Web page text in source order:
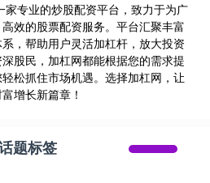
家专业的炒股配资平台，致力于为广
效的股票配资服务。平台汇聚丰富
，帮助用户灵活加杠杆，放大投资
股民，加杠网都能根据您的需求提
松抓住市场机遇。选择加杠网，让
增长新篇章！
题标签